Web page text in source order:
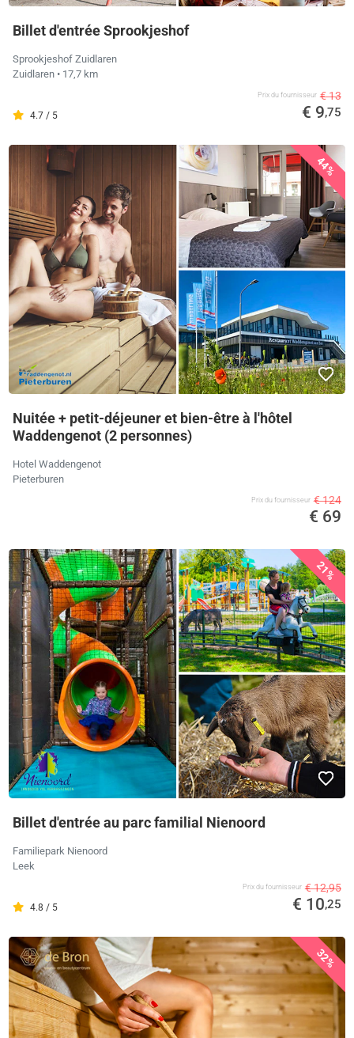
Billet d'entrée Sprookjeshof
Sprookjeshof Zuidlaren
Zuidlaren • 17,7 km
4.7 / 5
Prix ​​du fournisseur € 13
€ 9,75
44%
Nuitée + petit-déjeuner et bien-être à l'hôtel
Waddengenot (2 personnes)
Hotel Waddengenot
Pieterburen
Prix ​​du fournisseur € 124
€ 69
21%
Billet d'entrée au parc familial Nienoord
Familiepark Nienoord
Leek
4.8 / 5
Prix ​​du fournisseur € 12,95
€ 10,25
32%